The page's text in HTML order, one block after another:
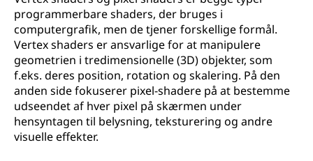
programmerbare shaders, der bruges i
computergrafik, men de tjener forskellige formål.
Vertex shaders er ansvarlige for at manipulere
geometrien i tredimensionelle (3D) objekter, som
f.eks. deres position, rotation og skalering. På den
anden side fokuserer pixel-shadere på at bestemme
udseendet af hver pixel på skærmen under
hensyntagen til belysning, teksturering og andre
visuelle effekter.